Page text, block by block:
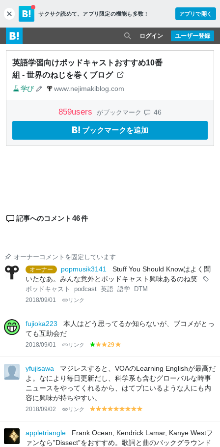
c
l
o
s
e
サクサク読めて、 アプリ限定の機能も多数！ アプリで開く
ユーザー登録
ログイン
英語学習向けポッドキャストおすすめ10番
組 - 世界のねじを巻くブログ
学び www.nejimakiblog.com
859users がブックマーク 46
ブックマークを追加
記事へのコメント 46件
オーナーコメントを固定しています
オーナー
popmusik3141
Stuff You Should Knowはよく聞
いたなあ。みんな意外とポッドキャスト興味あるのね笑
ポッドキャスト podcast 英語 語学 DTM
2018/09/01 リンク
fujioka223
本人はどう思ってるか知らないが、ブコメがとっ
ても互助会だ
2018/09/01 リンク
g
e
e
n
y
lo
w
y
lo
w
29
lo
w
yfujisawa
マジレスすると、VOAのLearning Englishが最高だ
よ。なにより毎日更新だし、科学系も含むグローバルな時事
ニュースをやってくれるから、はてブにいるような人にも内
容に興味が持ちやすい。
2018/09/02 リンク
y
lo
w
y
lo
w
y
lo
w
y
lo
w
y
lo
w
y
lo
w
y
lo
w
y
lo
w
lo
w
appletriangle
Frank Ocean, Kendrick Lamar, Kanye Westフ
ァンなら”Dissect”をおすすめ。歌詞と曲のバックグラウンド